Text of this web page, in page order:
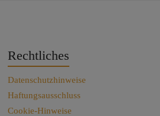
Rechtliches
Datenschutzhinweise
Haftungsausschluss
Cookie-Hinweise